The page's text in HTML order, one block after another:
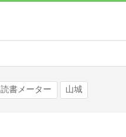
読書メーター 山城